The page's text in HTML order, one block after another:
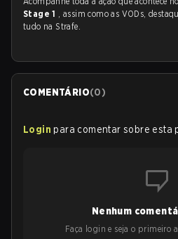
Stage 1 , assim como as VODs,
tudo na Strafe.
COMENTÁRIO(0)
Login para comentar sobre esta
Nenhum
Faça login e seja o primeiro